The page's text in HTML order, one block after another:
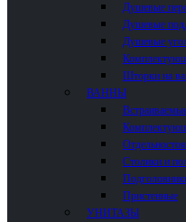
Душевые
Душевые
Душевые
Шторки на
ВАННЫ
Столики и
Пристенные
УНИТАЗЫ